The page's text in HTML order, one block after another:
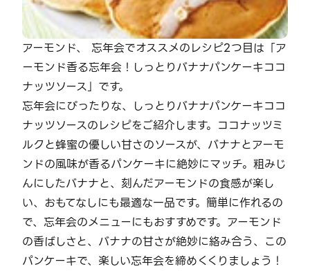
アーモンド、 忘年会でオススメのレシピ2つ目は「ア
ーモンド香る忘年会！しっとりバナナパンケーキココ
ナッツソース」です。
忘年会にぴったりな、しっとりバナナパンケーキココ
ナッツソースのレシピをご紹介します。ココナッツミ
ルクと蜂蜜の優しい甘さのソースが、バナナとアーモ
ンドの風味が香るパンケーキに絶妙にマッチ。粗みじ
んにしたバナナと、刻んだアーモンドの食感が楽し
い、おもてなしにも最適な一品です。簡単に作れるの
で、忘年会のメニューにもおすすめです。アーモンド
の香ばしさと、バナナの甘さが絶妙に絡み合う、この
パンケーキで、楽しい忘年会を締めくくりましょう！